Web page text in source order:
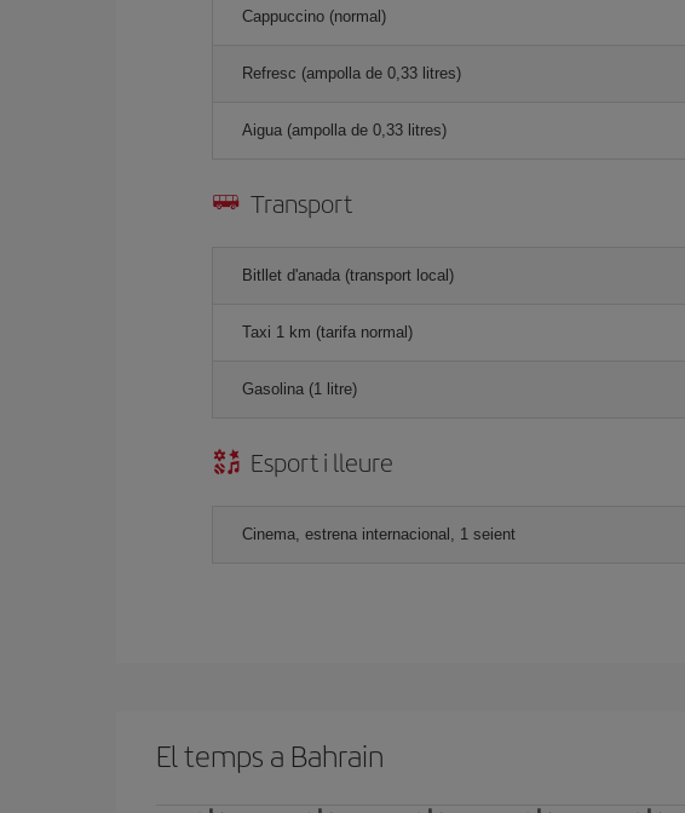
Cappuccino (normal)
Refresc (ampolla de 0,33 litres)
Aigua (ampolla de 0,33 litres)
Transport
Bitllet d'anada (transport local)
Taxi 1 km (tarifa normal)
Gasolina (1 litre)
Esport i lleure
Cinema, estrena internacional, 1 seient
El temps a Bahrain